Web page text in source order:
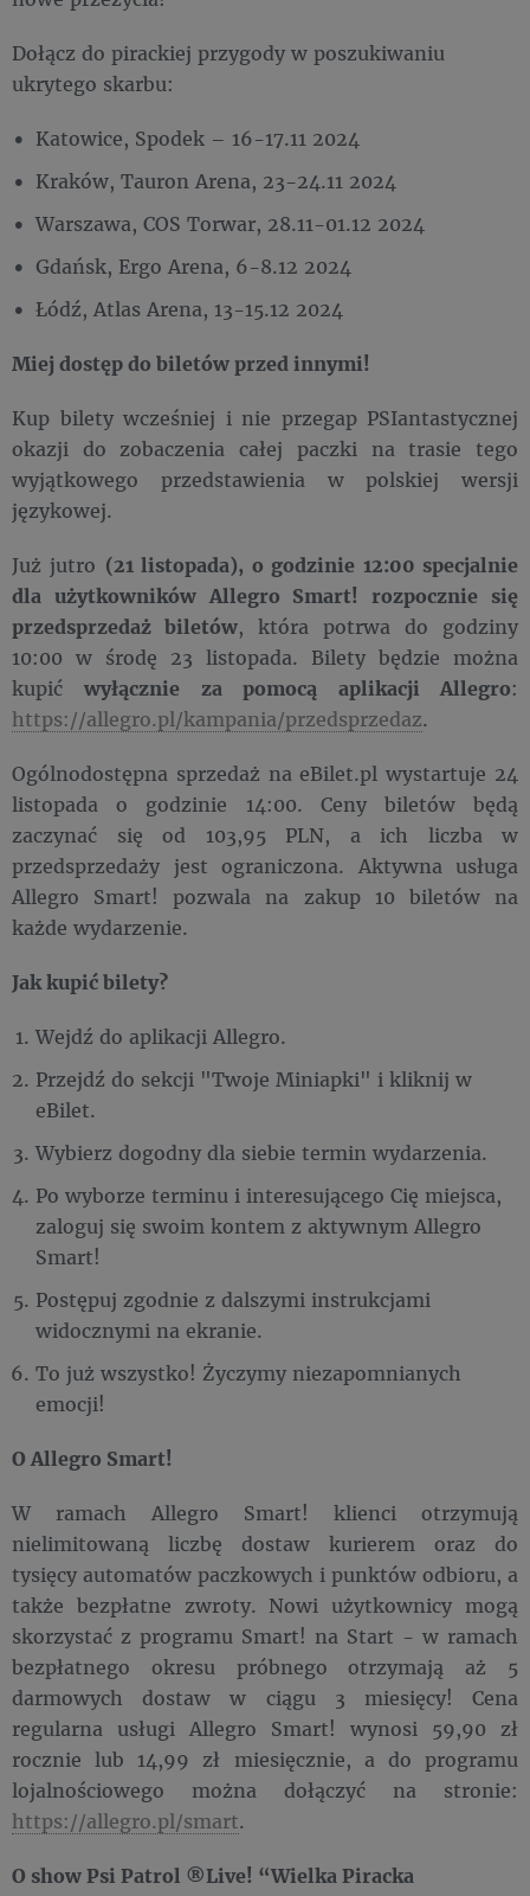
Dołącz do pirackiej przygody w poszukiwaniu
ukrytego skarbu:
Katowice, Spodek – 16-17.11 2024
Kraków, Tauron Arena, 23-24.11 2024
Warszawa, COS Torwar, 28.11-01.12 2024
Gdańsk, Ergo Arena, 6-8.12 2024
Łódź, Atlas Arena, 13-15.12 2024
Miej dostęp do biletów przed innymi!
Kup bilety wcześniej i nie przegap PSIantastycznej
okazji do zobaczenia całej paczki na trasie tego
wyjątkowego przedstawienia w polskiej wersji
językowej.
Już jutro (21 listopada), o godzinie 12:00 specjalnie
dla użytkowników Allegro Smart! rozpocznie się
przedsprzedaż biletów, która potrwa do godziny
10:00 w środę 23 listopada. Bilety będzie można
kupićwyłącznie za pomocą aplikacji Allegro:
https://allegro.pl/kampania/przedsprzedaz.
Ogólnodostępna sprzedaż na eBilet.pl wystartuje 24
listopada o godzinie 14:00. Ceny biletów będą
zaczynać się od 103,95 PLN, a ich liczba w
przedsprzedaży jest ograniczona. Aktywna usługa
Allegro Smart! pozwala na zakup 10 biletów na
każde wydarzenie.
Jak kupić bilety?
Wejdź do aplikacji Allegro.
Przejdź do sekcji "Twoje Miniapki" i kliknij w
eBilet.
Wybierz dogodny dla siebie termin wydarzenia.
Po wyborze terminu i interesującego Cię miejsca,
zaloguj się swoim kontem z aktywnym Allegro
Smart!
Postępuj zgodnie z dalszymi instrukcjami
widocznymi na ekranie.
To już wszystko! Życzymy niezapomnianych
emocji!
O Allegro Smart!
W ramach Allegro Smart! klienci otrzymują
nielimitowaną liczbę dostaw kurierem oraz do
tysięcy automatów paczkowych i punktów odbioru, a
także bezpłatne zwroty. Nowi użytkownicy mogą
skorzystać z programu Smart! na Start - w ramach
bezpłatnego okresu próbnego otrzymają aż 5
darmowych dostaw w ciągu 3 miesięcy! Cena
regularna usługi Allegro Smart! wynosi 59,90 zł
rocznie lub 14,99 zł miesięcznie, a do programu
lojalnościowego można dołączyć na stronie:
https://allegro.pl/smart.
O show Psi Patrol ®Live! “Wielka Piracka